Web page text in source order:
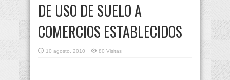
DE USO DE SUELO A
COMERCIOS ESTABLECIDOS
10 agosto, 2010 80 Visitas